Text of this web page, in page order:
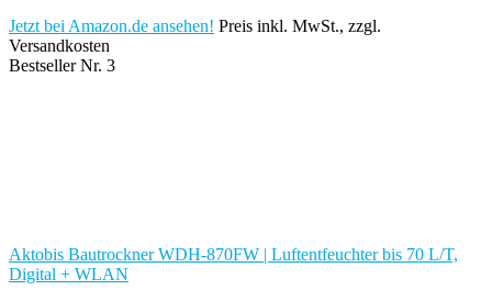
Jetzt bei Amazon.de ansehen! Preis inkl. MwSt., zzgl.
Versandkosten
Bestseller Nr. 3
Aktobis Bautrockner WDH-870FW | Luftentfeuchter bis 70 L/T,
Digital + WLAN